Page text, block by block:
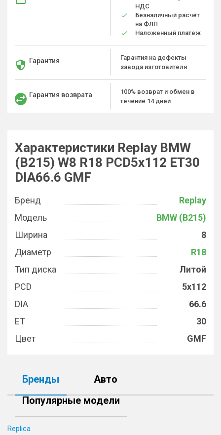
НДС
Безналичный расчёт
на ФЛП
Наложенный платеж
Гарантия
Гарантия на дефекты
завода изготовителя
Гарантия возврата
100% возврат и обмен в
течение 14 дней
Характеристики Replay BMW
(B215) W8 R18 PCD5x112 ET30
DIA66.6 GMF
Бренд
Replay
Модель
BMW (B215)
Ширина
8
Диаметр
R18
Тип диска
Литой
PCD
5x112
DIA
66.6
ET
30
Цвет
GMF
Бренды
Авто
Популярные модели
Replica